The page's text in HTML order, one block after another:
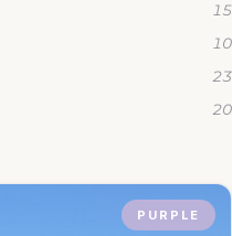
15
10
23
20
PURPLE